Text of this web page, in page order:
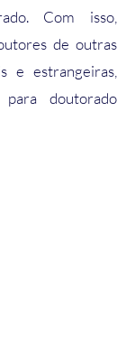
Com isso,
de outras
e estrangeiras,
doutorado